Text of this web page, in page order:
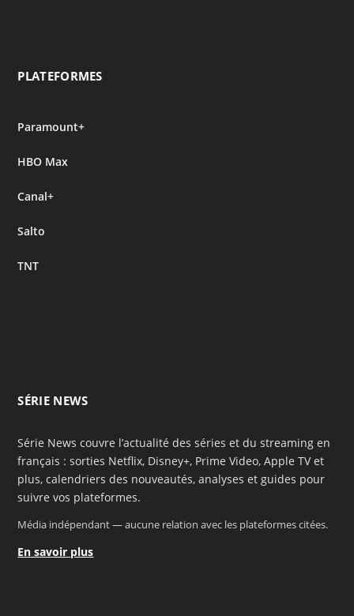
PLATEFORMES
Paramount+
HBO Max
Canal+
Salto
TNT
SÉRIE NEWS
Série News couvre l’actualité des séries et du streaming en
français : sorties Netflix, Disney+, Prime Video, Apple TV et
plus, calendriers des nouveautés, analyses et guides pour
suivre vos plateformes.
Média indépendant — aucune relation avec les plateformes citées.
En savoir plus